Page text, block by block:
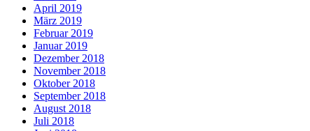
April 2019
März 2019
Februar 2019
Januar 2019
Dezember 2018
November 2018
Oktober 2018
September 2018
August 2018
Juli 2018